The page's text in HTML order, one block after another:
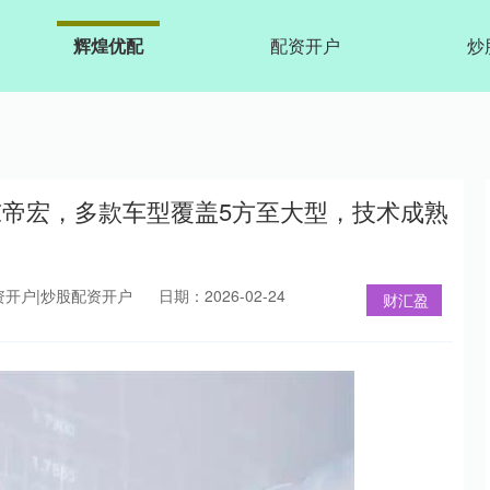
辉煌优配 配资开户 炒
宏，多款车型覆盖5方至大型，技术成熟
财汇盈
户|炒股配资开户 日期：2026-02-24